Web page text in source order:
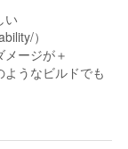
い
）
ージが＋
うなビルドでも